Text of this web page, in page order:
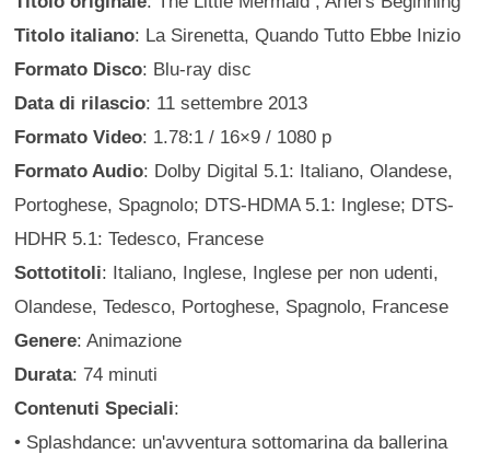
Titolo italiano: La Sirenetta, Quando Tutto Ebbe Inizio
Formato Disco: Blu-ray disc
Data di rilascio: 11 settembre 2013
Formato Video: 1.78:1 / 16×9 / 1080 p
Formato Audio: Dolby Digital 5.1: Italiano, Olandese,
Portoghese, Spagnolo; DTS-HDMA 5.1: Inglese; DTS-
HDHR 5.1: Tedesco, Francese
Sottotitoli: Italiano, Inglese, Inglese per non udenti,
Olandese, Tedesco, Portoghese, Spagnolo, Francese
Genere: Animazione
Durata: 74 minuti
Contenuti Speciali:
• Splashdance: un'avventura sottomarina da ballerina